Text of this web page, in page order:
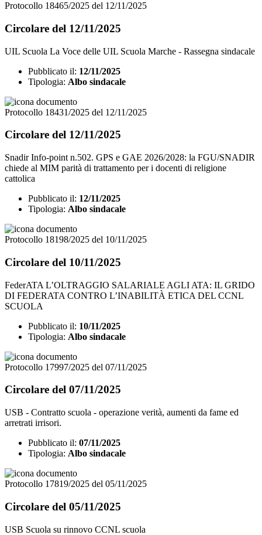
Protocollo 18465/2025 del 12/11/2025
Circolare del 12/11/2025
UIL Scuola La Voce delle UIL Scuola Marche - Rassegna sindacale
Pubblicato il: 12/11/2025
Tipologia: Albo sindacale
Protocollo 18431/2025 del 12/11/2025
Circolare del 12/11/2025
Snadir Info-point n.502. GPS e GAE 2026/2028: la FGU/SNADIR
chiede al MIM parità di trattamento per i docenti di religione
cattolica
Pubblicato il: 12/11/2025
Tipologia: Albo sindacale
Protocollo 18198/2025 del 10/11/2025
Circolare del 10/11/2025
FederATA L’OLTRAGGIO SALARIALE AGLI ATA: IL GRIDO
DI FEDERATA CONTRO L’INABILITÀ ETICA DEL CCNL
SCUOLA
Pubblicato il: 10/11/2025
Tipologia: Albo sindacale
Protocollo 17997/2025 del 07/11/2025
Circolare del 07/11/2025
USB - Contratto scuola - operazione verità, aumenti da fame ed
arretrati irrisori.
Pubblicato il: 07/11/2025
Tipologia: Albo sindacale
Protocollo 17819/2025 del 05/11/2025
Circolare del 05/11/2025
USB Scuola su rinnovo CCNL scuola